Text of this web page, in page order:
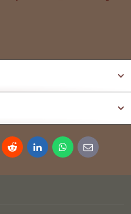
RedditLinkedInWhatsApp
E-
mail